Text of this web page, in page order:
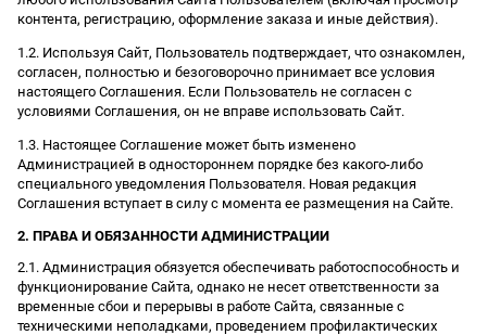
контента, регистрацию, оформление заказа и иные действия).
1.2. Используя Сайт, Пользователь подтверждает, что ознакомлен,
согласен, полностью и безоговорочно принимает все условия
настоящего Соглашения. Если Пользователь не согласен с
условиями Соглашения, он не вправе использовать Сайт.
1.3. Настоящее Соглашение может быть изменено
Администрацией в одностороннем порядке без какого-либо
специального уведомления Пользователя. Новая редакция
Соглашения вступает в силу с момента ее размещения на Сайте.
2. ПРАВА И ОБЯЗАННОСТИ АДМИНИСТРАЦИИ
2.1. Администрация обязуется обеспечивать работоспособность и
функционирование Сайта, однако не несет ответственности за
временные сбои и перерывы в работе Сайта, связанные с
техническими неполадками, проведением профилактических